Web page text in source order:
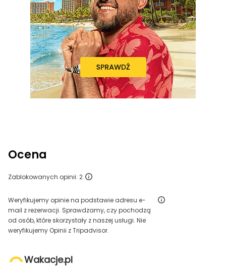
Ocena
Zablokowanych opinii: 2
Weryfikujemy opinie na podstawie adresu e-
mail z rezerwacji. Sprawdzamy, czy pochodzą
od osób, które skorzystały z naszej usługi. Nie
weryfikujemy Opinii z Tripadvisor.
Wakacje.pl